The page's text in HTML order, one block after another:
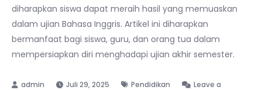
diharapkan siswa dapat meraih hasil yang memuaskan
dalam ujian Bahasa Inggris. Artikel ini diharapkan
bermanfaat bagi siswa, guru, dan orang tua dalam
mempersiapkan diri menghadapi ujian akhir semester.
Juli 29, 2025 Pendidikan
Leave a